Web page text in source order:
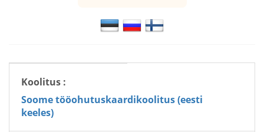
Koolitus :
Soome tööohutuskaardikoolitus (eesti
keeles)